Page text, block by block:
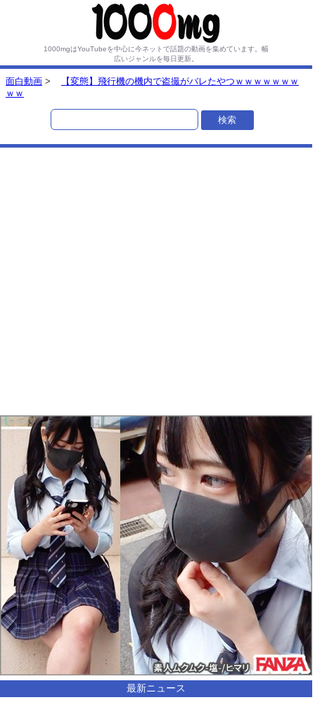
1000mgはYouTubeを中心に今ネットで話題の動画を集めています。 幅
広いジャンルを毎日更新。
面白動画 >
【変態】飛行機の機内で盗撮がバレたやつｗｗｗｗｗｗｗ
ｗｗ
最新ニュース